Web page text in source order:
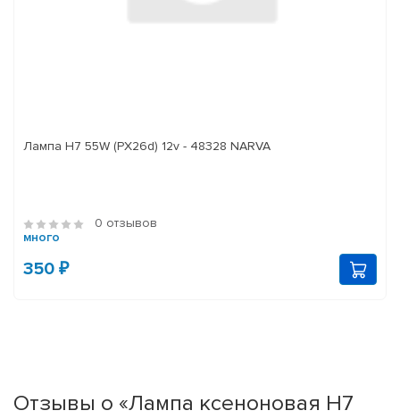
Лампа H7 55W (PX26d) 12v - 48328 NARVA
0 отзывов
много
350 ₽
Отзывы о «Лампа ксеноновая H7